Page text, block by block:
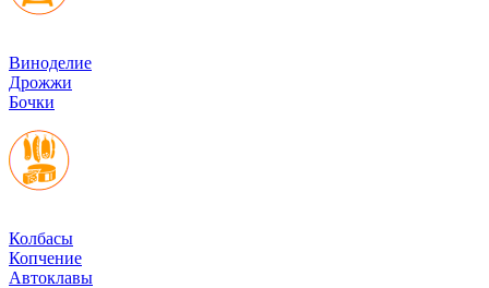
Виноделие
Дрожжи
Бочки
Колбасы
Копчение
Автоклавы